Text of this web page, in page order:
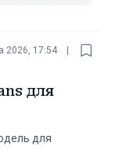
2026, 17:54
для
для